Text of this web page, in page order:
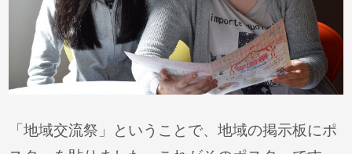
「地域交流祭」ということで、地域の掲示板にポ